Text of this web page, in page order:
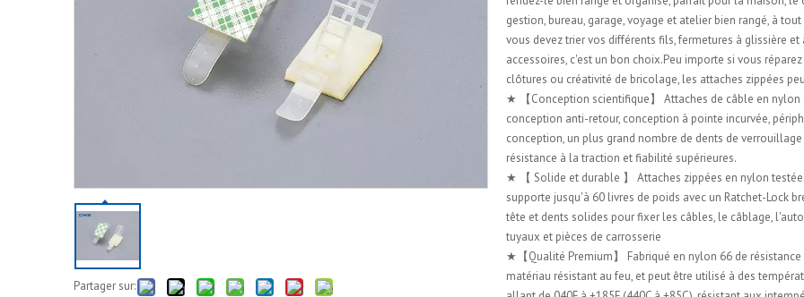
Partager sur:
gestion, bureau, garage, voyage et atelier bien rangé, à
vous devez trier vos différents fils, fermetures à glissière et
accessoires, c'est un bon choix.Peu importe si vous réparez
clôtures ou créativité de bricolage, les attaches zippées
★ 【Conception scientifique】 Attaches de câble en
conception anti-retour, conception à pointe incurvée,
conception, un plus grand nombre de dents de
résistance à la traction et fiabilité supérieures.
★ 【 Solide et durable 】 Attaches zippées en nylon
supporte jusqu'à 60 livres de poids avec un Ratchet-Lock
tête et dents solides pour fixer les câbles, le câblage,
tuyaux et pièces de carrosserie
★【Qualité Premium】 Fabriqué en nylon 66 de
matériau résistant au feu, et peut être utilisé à des